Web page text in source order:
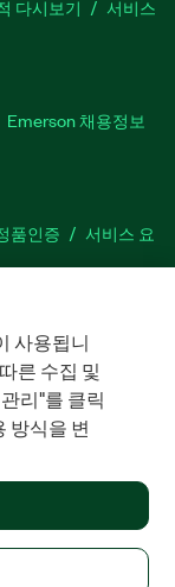
다시보기
서비스
Emerson 채용정보
품인증
서비스 요
TwitterLinkedIn
유. 한국내쇼날인스트
108, 36층 (여의도
이안드라데 | 사업
3400
사용됩니
른 수집 및
리"를 클릭
방식을 변